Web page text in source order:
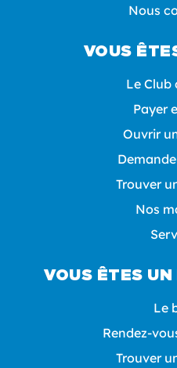
Nous
VOUS
Le Club
Payer
Ouvrir
Trouver
Nos
VOUS ÊTES
Le
Rendez-
Trouver